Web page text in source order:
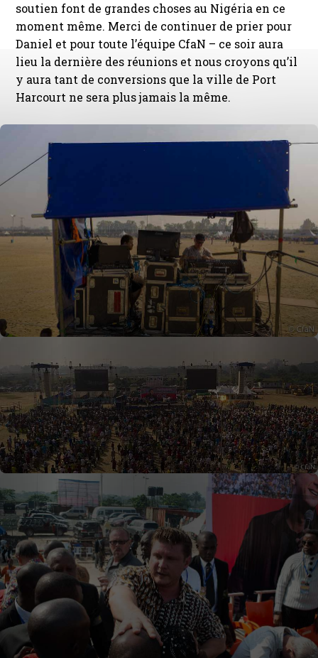
soutien font de grandes choses au Nigéria en ce
moment même. Merci de continuer de prier pour
Daniel et pour toute l’équipe CfaN – ce soir aura
lieu la dernière des réunions et nous croyons qu’il
y aura tant de conversions que la ville de Port
Harcourt ne sera plus jamais la même.